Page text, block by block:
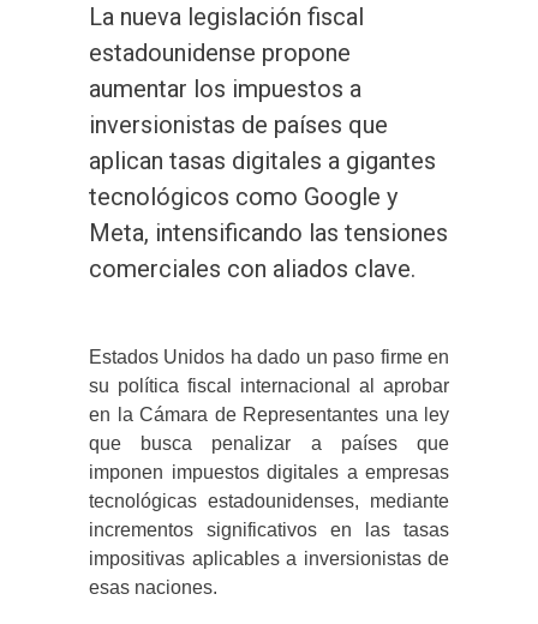
La nueva legislación fiscal
estadounidense propone
aumentar los impuestos a
inversionistas de países que
aplican tasas digitales a gigantes
tecnológicos como Google y
Meta, intensificando las tensiones
comerciales con aliados clave.
Estados Unidos ha dado un paso firme en
su política fiscal internacional al aprobar
en la Cámara de Representantes una ley
que busca penalizar a países que
imponen impuestos digitales a empresas
tecnológicas estadounidenses, mediante
incrementos significativos en las tasas
impositivas aplicables a inversionistas de
esas naciones.